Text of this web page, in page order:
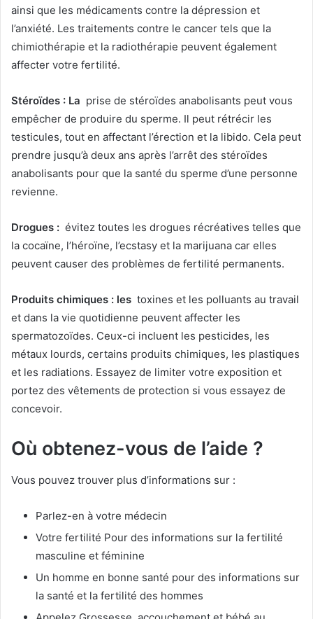
ainsi que les médicaments contre la dépression et
l’anxiété. Les traitements contre le cancer tels que la
chimiothérapie et la radiothérapie peuvent également
affecter votre fertilité.
Stéroïdes : La prise de stéroïdes anabolisants peut vous
empêcher de produire du sperme. Il peut rétrécir les
testicules, tout en affectant l’érection et la libido. Cela peut
prendre jusqu’à deux ans après l’arrêt des stéroïdes
anabolisants pour que la santé du sperme d’une personne
revienne.
Drogues : évitez toutes les drogues récréatives telles que
la cocaïne, l’héroïne, l’ecstasy et la marijuana car elles
peuvent causer des problèmes de fertilité permanents.
Produits chimiques : les toxines et les polluants au travail
et dans la vie quotidienne peuvent affecter les
spermatozoïdes. Ceux-ci incluent les pesticides, les
métaux lourds, certains produits chimiques, les plastiques
et les radiations. Essayez de limiter votre exposition et
portez des vêtements de protection si vous essayez de
concevoir.
Où obtenez-vous de l’aide ?
Vous pouvez trouver plus d’informations sur :
Parlez-en à votre médecin
Votre fertilité Pour des informations sur la fertilité
masculine et féminine
Un homme en bonne santé pour des informations sur
la santé et la fertilité des hommes